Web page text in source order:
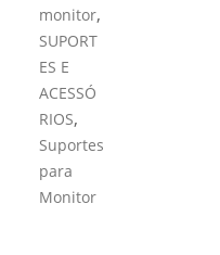
monitor,
SUPORT
ES E
ACESSÓ
RIOS,
Suportes
para
Monitor